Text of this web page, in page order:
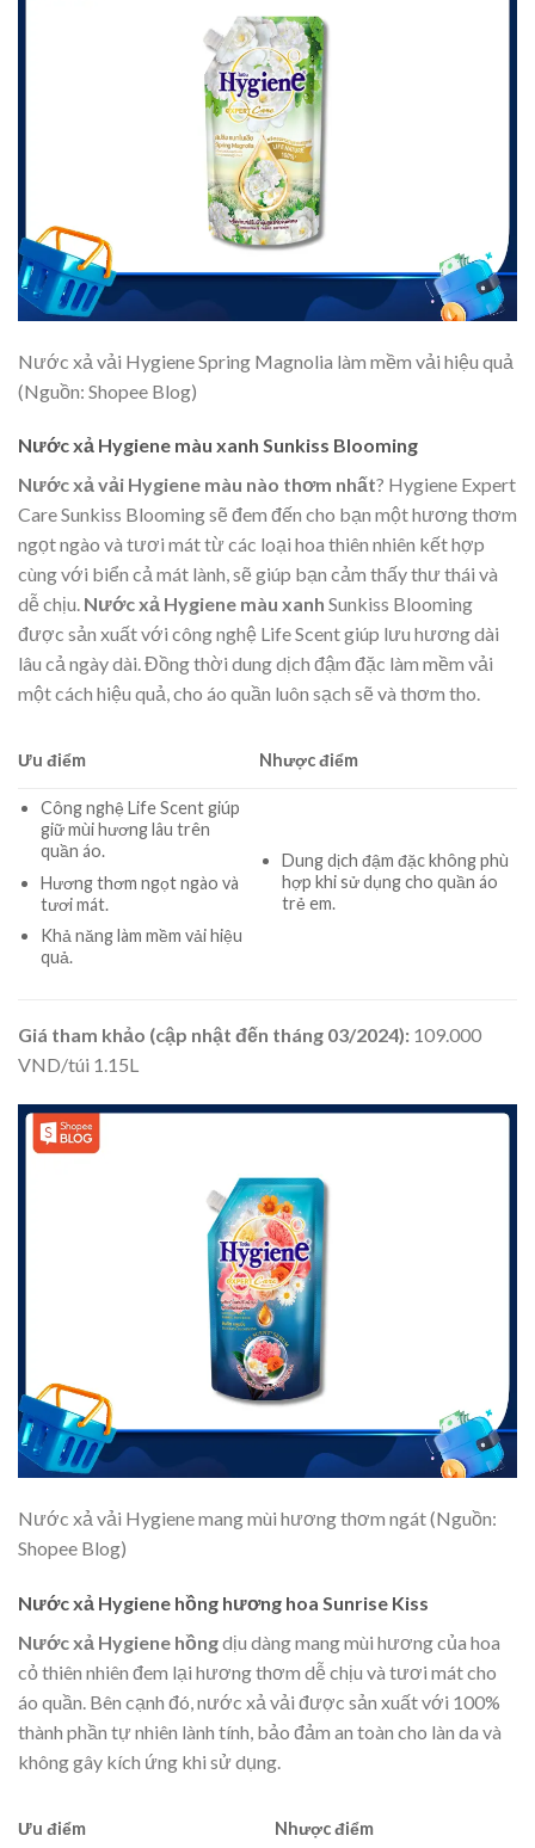
Nước xả vải Hygiene Spring Magnolia làm mềm vải hiệu quả
(Nguồn: Shopee Blog)
Nước xả Hygiene màu xanh Sunkiss Blooming
Nước xả vải Hygiene màu nào thơm nhất? Hygiene Expert
Care Sunkiss Blooming sẽ đem đến cho bạn một hương thơm
ngọt ngào và tươi mát từ các loại hoa thiên nhiên kết hợp
cùng với biển cả mát lành, sẽ giúp bạn cảm thấy thư thái và
dễ chịu. Nước xả Hygiene màu xanh Sunkiss Blooming
được sản xuất với công nghệ Life Scent giúp lưu hương dài
lâu cả ngày dài. Đồng thời dung dịch đậm đặc làm mềm vải
một cách hiệu quả, cho áo quần luôn sạch sẽ và thơm tho.
Ưu điểm Nhược điểm
Công nghệ Life Scent giúp
giữ mùi hương lâu trên
quần áo.
Hương thơm ngọt ngào và
tươi mát.
Khả năng làm mềm vải hiệu
quả.
Dung dịch đậm đặc không phù
hợp khi sử dụng cho quần áo
trẻ em.
Giá tham khảo (cập nhật đến tháng 03/2024): 109.000
VND/túi 1.15L
Nước xả vải Hygiene mang mùi hương thơm ngát (Nguồn:
Shopee Blog)
Nước xả Hygiene hồng hương hoa Sunrise Kiss
Nước xả Hygiene hồngdịu dàng mang mùi hương của hoa
cỏ thiên nhiên đem lại hương thơm dễ chịu và tươi mát cho
áo quần. Bên cạnh đó, nước xả vải được sản xuất với 100%
thành phần tự nhiên lành tính, bảo đảm an toàn cho làn da và
không gây kích ứng khi sử dụng.
Ưu điểm Nhược điểm